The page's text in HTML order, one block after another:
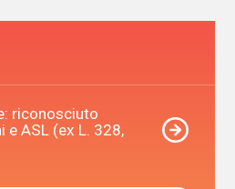
riconosciuto
e ASL (ex L. 328,